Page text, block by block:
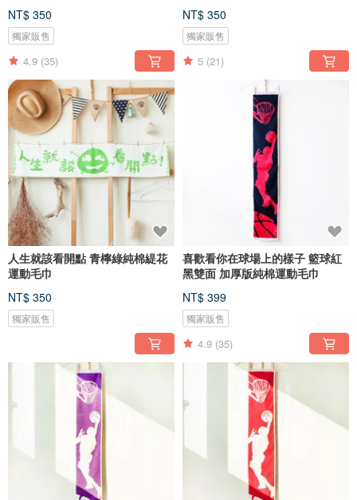
NT$ 350
獨家販售
4.9 (35)
NT$ 350
獨家販售
5 (21)
人生就該看開點 青檸綠純棉緹花
運動毛巾
NT$ 350
獨家販售
喜歡看你在球場上的樣子 籃球紅
黑雙面 加厚版純棉運動毛巾
NT$ 399
獨家販售
4.9 (35)